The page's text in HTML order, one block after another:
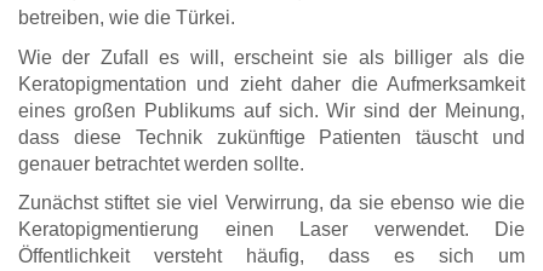
betreiben, wie die Türkei.
Wie der Zufall es will, erscheint sie als billiger als die
Keratopigmentation und zieht daher die Aufmerksamkeit
eines großen Publikums auf sich. Wir sind der Meinung,
dass diese Technik zukünftige Patienten täuscht und
genauer betrachtet werden sollte.
Zunächst stiftet sie viel Verwirrung, da sie ebenso wie die
Keratopigmentierung einen Laser verwendet. Die
Öffentlichkeit versteht häufig, dass es sich um